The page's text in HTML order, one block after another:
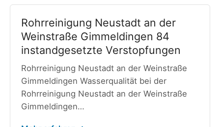
Rohrreinigung Neustadt an der
Weinstraße Gimmeldingen 84
instandgesetzte Verstopfungen
Rohrreinigung Neustadt an der Weinstraße
Gimmeldingen Wasserqualität bei der
Rohrreinigung Neustadt an der Weinstraße
Gimmeldingen…